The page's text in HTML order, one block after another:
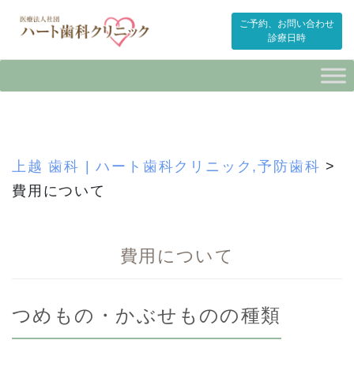
ご予約、お問い合わせ
診療日時
上越 歯科 | ハート歯科クリニック,予防歯科 >
費用について
費用について
つめもの・かぶせものの種類